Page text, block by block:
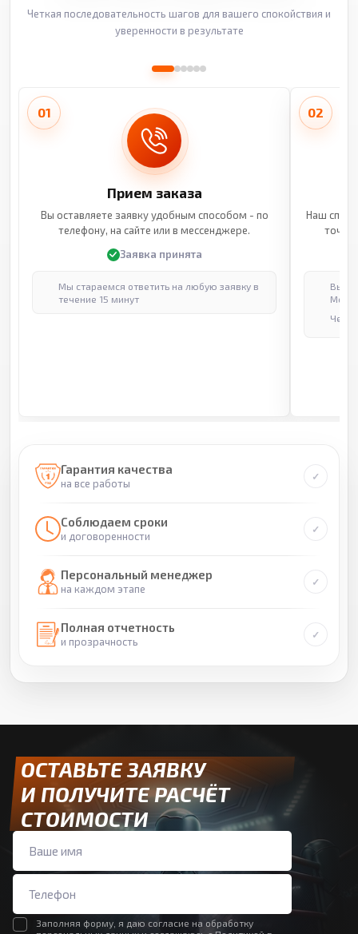
Четкая последовательность шагов для вашего спокойствия и
уверенности в результате
01
Прием заказа
Вы оставляете заявку удобным способом - по
телефону, на сайте или в мессенджере.
Заявка принята
Мы стараемся ответить на любую заявку в
течение 15 минут
02
Наш
Гарантия качества
на все работы
Соблюдаем сроки
и договоренности
Персональный менеджер
на каждом этапе
Полная отчетность
и прозрачность
ОСТАВЬТЕ ЗАЯВКУ
И ПОЛУЧИТЕ РАСЧЁТ
СТОИМОСТИ
Заполняя форму, я даю согласие на обработку